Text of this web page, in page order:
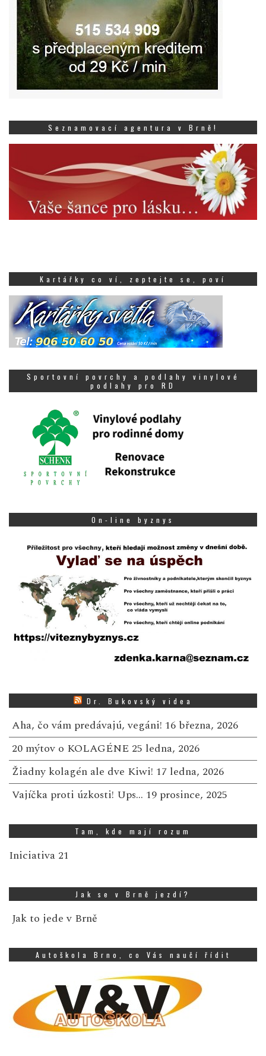
Seznamovací agentura v Brně!
Kartářky co ví, zeptejte se, poví
Sportovní povrchy a podlahy vinylové
podlahy pro RD
On-line byznys
Dr. Bukovský videa
Aha, čo vám predávajú, vegáni! 16 března, 2026
20 mýtov o KOLAGÉNE 25 ledna, 2026
Žiadny kolagén ale dve Kiwi! 17 ledna, 2026
Vajíčka proti úzkosti! Ups… 19 prosince, 2025
Tam, kde mají rozum
Iniciativa 21
Jak se v Brně jezdí?
Jak to jede v Brně
Autoškola Brno, co Vás naučí řídit